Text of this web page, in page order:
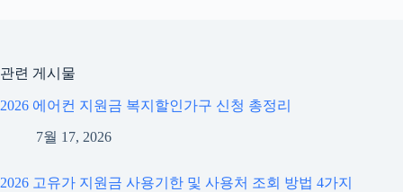
관련 게시물
2026 에어컨 지원금 복지할인가구 신청 총정리
7월 17, 2026
2026 고유가 지원금 사용기한 및 사용처 조회 방법 4가지